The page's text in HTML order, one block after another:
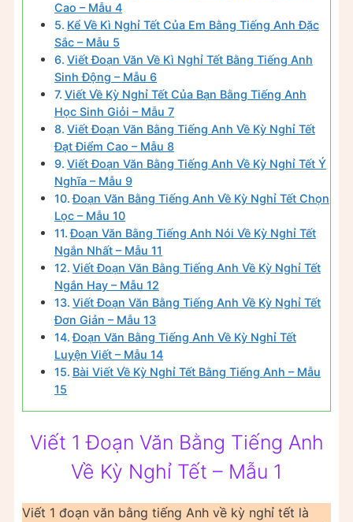
Cao – Mẫu 4
Kể Về Kì Nghỉ Tết Của Em Bằng Tiếng Anh Đặc
Sắc – Mẫu 5
Viết Đoạn Văn Về Kì Nghỉ Tết Bằng Tiếng Anh
Sinh Động – Mẫu 6
Viết Về Kỳ Nghỉ Tết Của Bạn Bằng Tiếng Anh
Học Sinh Giỏi – Mẫu 7
Viết Đoạn Văn Bằng Tiếng Anh Về Kỳ Nghỉ Tết
Đạt Điểm Cao – Mẫu 8
Viết Đoạn Văn Bằng Tiếng Anh Về Kỳ Nghỉ Tết Ý
Nghĩa – Mẫu 9
Đoạn Văn Bằng Tiếng Anh Về Kỳ Nghỉ Tết Chọn
Lọc – Mẫu 10
Đoạn Văn Bằng Tiếng Anh Nói Về Kỳ Nghỉ Tết
Ngắn Nhất – Mẫu 11
Viết Đoạn Văn Bằng Tiếng Anh Về Kỳ Nghỉ Tết
Ngắn Hay – Mẫu 12
Viết Đoạn Văn Bằng Tiếng Anh Về Kỳ Nghỉ Tết
Đơn Giản – Mẫu 13
Đoạn Văn Bằng Tiếng Anh Về Kỳ Nghỉ Tết
Luyện Viết – Mẫu 14
Bài Viết Về Kỳ Nghỉ Tết Bằng Tiếng Anh – Mẫu
15
Viết 1 Đoạn Văn Bằng Tiếng Anh
Về Kỳ Nghỉ Tết – Mẫu 1
Viết 1 đoạn văn bằng tiếng Anh về kỳ nghỉ tết là